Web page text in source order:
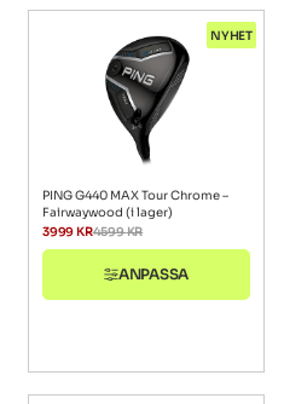
NYHET
PING G440 MAX Tour Chrome –
Fairwaywood (i lager)
4599KR
3999KR
ANPASSA